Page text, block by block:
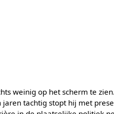
weinig op het scherm te
jaren tachtig stopt hij met